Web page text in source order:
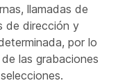
llamadas de
de dirección y
por lo
las grabaciones